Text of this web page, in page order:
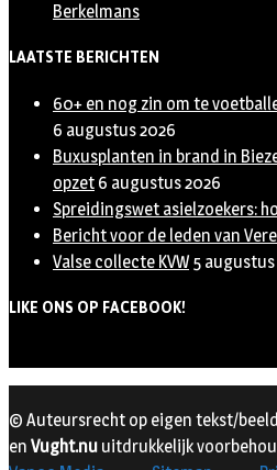
Berkelmans
LAATSTE BERICHTEN
60+ en nog zin om te
6 augustus 2026
Buxusplanten in brand in
opzet 6 augustus 2026
Spreidingswet asielzoekers:
Bericht voor de leden van
Valse collecte KVW 5 augustus
LIKE ONS OP FACEBOOK!
© Auteursrecht op eigen tekst/
en Vught.nu uitdrukkelijk